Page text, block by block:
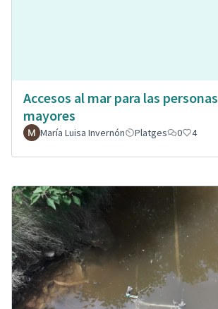
Accesos al mar para las personas
mayores
María Luisa Invernón Platges 0 4